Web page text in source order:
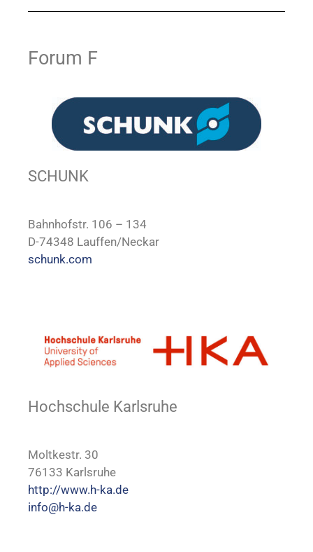
Forum F
SCHUNK
Bahnhofstr. 106 – 134
D-74348 Lauffen/Neckar
schunk.com
Hochschule Karlsruhe
Moltkestr. 30
76133 Karlsruhe
http://www.h-ka.de
info@h-ka.de